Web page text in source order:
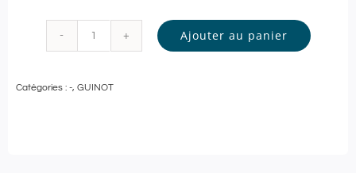
Guinot
Ajouter au panier
Catégories : -, GUINOT